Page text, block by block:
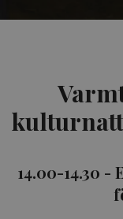
14.00-14.30